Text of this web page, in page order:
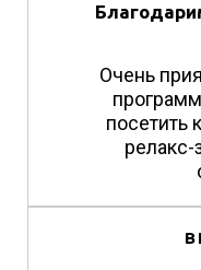
Очень
посетить
релакс-